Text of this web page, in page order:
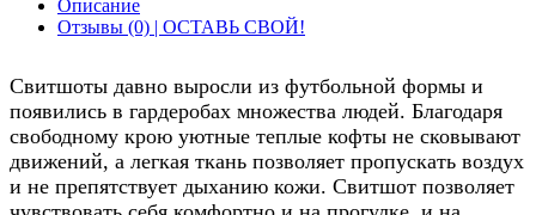
Описание
Отзывы (0) | ОСТАВЬ СВОЙ!
Свитшоты давно выросли из футбольной формы и
появились в гардеробах множества людей. Благодаря
свободному крою уютные теплые кофты не сковывают
движений, а легкая ткань позволяет пропускать воздух
и не препятствует дыханию кожи. Свитшот позволяет